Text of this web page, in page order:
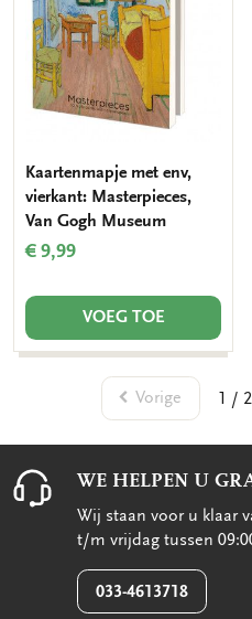
Kaartenmapje met env,
vierkant: Masterpieces,
Van Gogh Museum
€ 9,99
VOEG TOE
Vorige 1 / 2
WE HELPEN U
Wij staan voor u klaar
t/m vrijdag tussen
033-4613718